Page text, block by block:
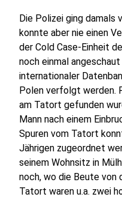
Die Polizei ging damals
konnte aber nie einen
der Cold Case-Einheit
noch einmal
internationaler
Polen verfolgt werden.
am Tatort gefunden
Mann nach einem
Spuren vom Tatort
Jährigen zugeordnet
seinem Wohnsitz in
noch, wo die Beute von
Tatort waren u.a. zwei